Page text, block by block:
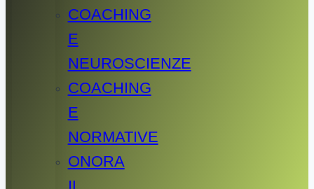
COACHING
E
NEUROSCIENZE
COACHING
E
NORMATIVE
ONORA